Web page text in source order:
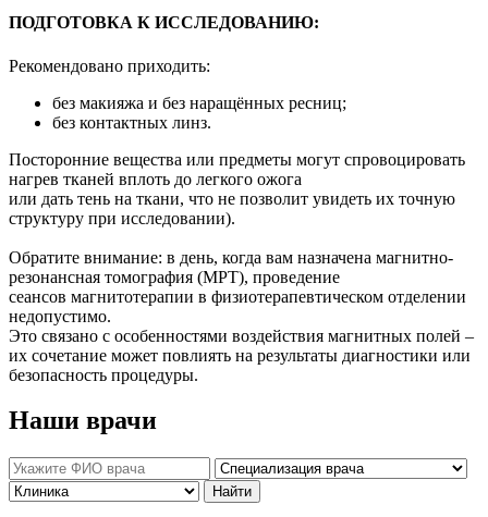
ПОДГОТОВКА К ИССЛЕДОВАНИЮ:
Рекомендовано приходить:
без макияжа и без наращённых ресниц;
без контактных линз.
Посторонние вещества или предметы могут спровоцировать
нагрев тканей вплоть до легкого ожога
или дать тень на ткани, что не позволит увидеть их точную
структуру при исследовании).
Обратите внимание: в день, когда вам назначена магнитно-
резонансная томография (МРТ), проведение
сеансов магнитотерапии в физиотерапевтическом отделении
недопустимо.
Это связано с особенностями воздействия магнитных полей –
их сочетание может повлиять на результаты диагностики или
безопасность процедуры.
Наши врачи